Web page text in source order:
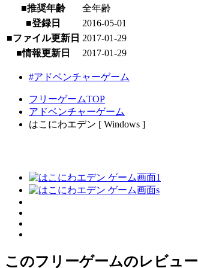
■推奨年齢
全年齢
■登録日
2016-05-01
■ファイル更新日 2017-01-29
■情報更新日
2017-01-29
#アドベンチャーゲーム
フリーゲームTOP
アドベンチャーゲーム
はこにわエデン [ Windows ]
このフリーゲームのレビュー